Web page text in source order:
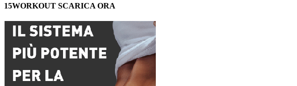
15WORKOUT SCARICA ORA